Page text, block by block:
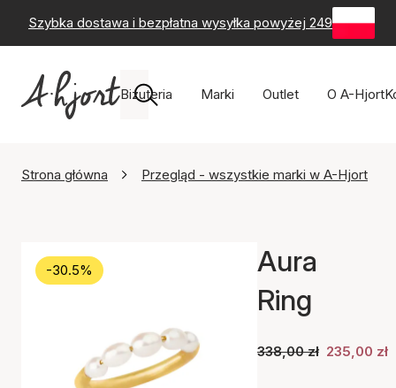
Szybka dostawa i bezpłatna wysyłka powyżej 249 zł -
Biżuteria Marki Outlet O A-Hjort
Strona główna Przegląd - wszystkie marki w A-Hjort
-30.5%
Aura
Ring
338,00 zł 235,00 zł